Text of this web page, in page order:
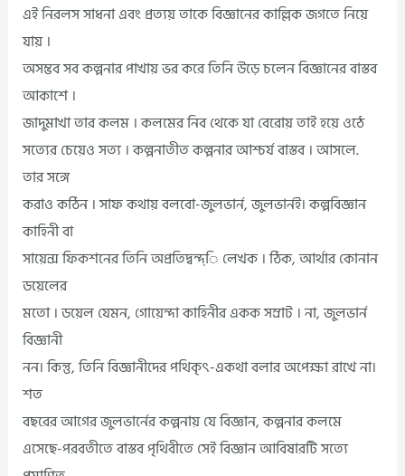
এই নিরলস সাধনা এবং প্রত্যয় তাকে বিজ্ঞানের কাল্লিক জগতে নিয়ে
যায় ।
অসম্ভব সব কল্পনার পাখায় ভর করে তিনি উড়ে চলেন বিজ্ঞানের বাস্তব
আকাশে ।
জাদুমাখা তার কলম । কলমের নিব থেকে যা বেরোয় তাই হয়ে ওঠে
সত্যের চেয়েও সত্য । কল্পনাতীত কল্পনার আশ্চর্য বাস্তব । আসলে.
তার সঙ্গে
করাও কঠিন । সাফ কথায় বলবো-জুলভার্ন, জুলভার্নই। কল্পবিজ্ঞান
কাহিনী বা
সায়েন্স ফিকশনের তিনি অপ্রতিদ্বন্দ্ি লেখক । ঠিক, আর্থার কোনান
ডয়েলের
মতো । ডয়েল যেমন, গোয়েন্দা কাহিনীর একক সম্রাট । না, জুলভার্ন
বিজ্ঞানী
নন। কিন্তু, তিনি বিজ্ঞানীদের পথিকৃৎ-একথা বলার অপেক্ষা রাখে না।
শত
বছরের আগের জুলভার্নের কল্পনায় যে বিজ্ঞান, কল্পনার কলমে
এসেছে-পরবতীতে বাস্তব পৃথিবীতে সেই বিজ্ঞান আবিষারটি সত্যে